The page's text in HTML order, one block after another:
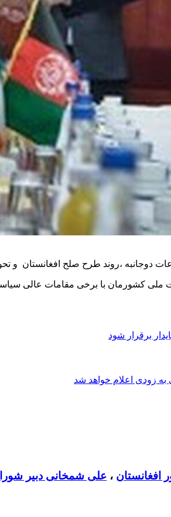
دوجانبه ،روند طرح صلح افغانستان و
ملی کشورمان با برخی مقامات عالی
برقرار شود
زودی اعلام خواهد شد
، علی شمخانی دبیر